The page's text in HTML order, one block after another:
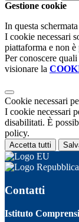
Gestione cookie
In questa
I cookie necessari
piattaforma e non
Per conoscere
visionare la
Cookie necessari
I cookie necessari
disabilitati. È
policy.
Accetta tutti
Contatti
Istituto